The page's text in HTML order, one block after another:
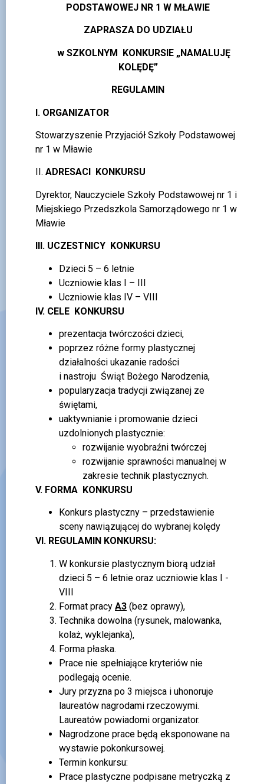
PODSTAWOWEJ NR 1 W MŁAWIE
ZAPRASZA DO UDZIAŁU
w SZKOLNYM KONKURSIE „NAMALUJĘ
KOLĘDĘ”
REGULAMIN
I. ORGANIZATOR
Stowarzyszenie Przyjaciół Szkoły Podstawowej
nr 1 w Mławie
II. ADRESACI KONKURSU
Dyrektor, Nauczyciele Szkoły Podstawowej nr 1 i
Miejskiego Przedszkola Samorządowego nr 1 w
Mławie
III. UCZESTNICY KONKURSU
Dzieci 5 – 6 letnie
Uczniowie klas I – III
Uczniowie klas IV – VIII
IV. CELE KONKURSU
prezentacja twórczości dzieci,
poprzez różne formy plastycznej
działalności ukazanie radości
i nastroju Świąt Bożego Narodzenia,
popularyzacja tradycji związanej ze
świętami,
uaktywnianie i promowanie dzieci
uzdolnionych plastycznie:
rozwijanie wyobraźni twórczej
rozwijanie sprawności manualnej w
zakresie technik plastycznych.
V. FORMA KONKURSU
Konkurs plastyczny – przedstawienie
sceny nawiązującej do wybranej kolędy
VI. REGULAMIN KONKURSU:
W konkursie plastycznym biorą udział
dzieci 5 – 6 letnie oraz uczniowie klas I -
VIII
Format pracy A3 (bez oprawy),
Technika dowolna (rysunek, malowanka,
kolaż, wyklejanka),
Forma płaska.
Prace nie spełniające kryteriów nie
podlegają ocenie.
Jury przyzna po 3 miejsca i uhonoruje
laureatów nagrodami rzeczowymi.
Laureatów powiadomi organizator.
Nagrodzone prace będą eksponowane na
wystawie pokonkursowej.
Termin konkursu:
Prace plastyczne podpisane metryczką z